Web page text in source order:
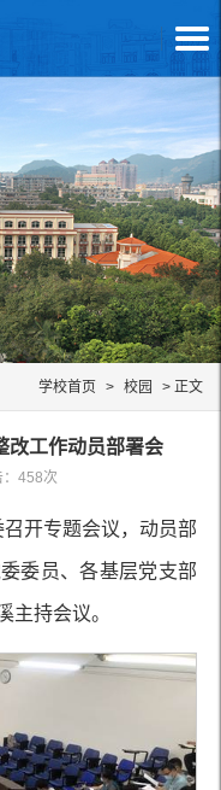
学校首页 > 校园 > 正文
改工作动员部署会
458次
开专题会议，动员部
委员、各基层党支部
主持会议。